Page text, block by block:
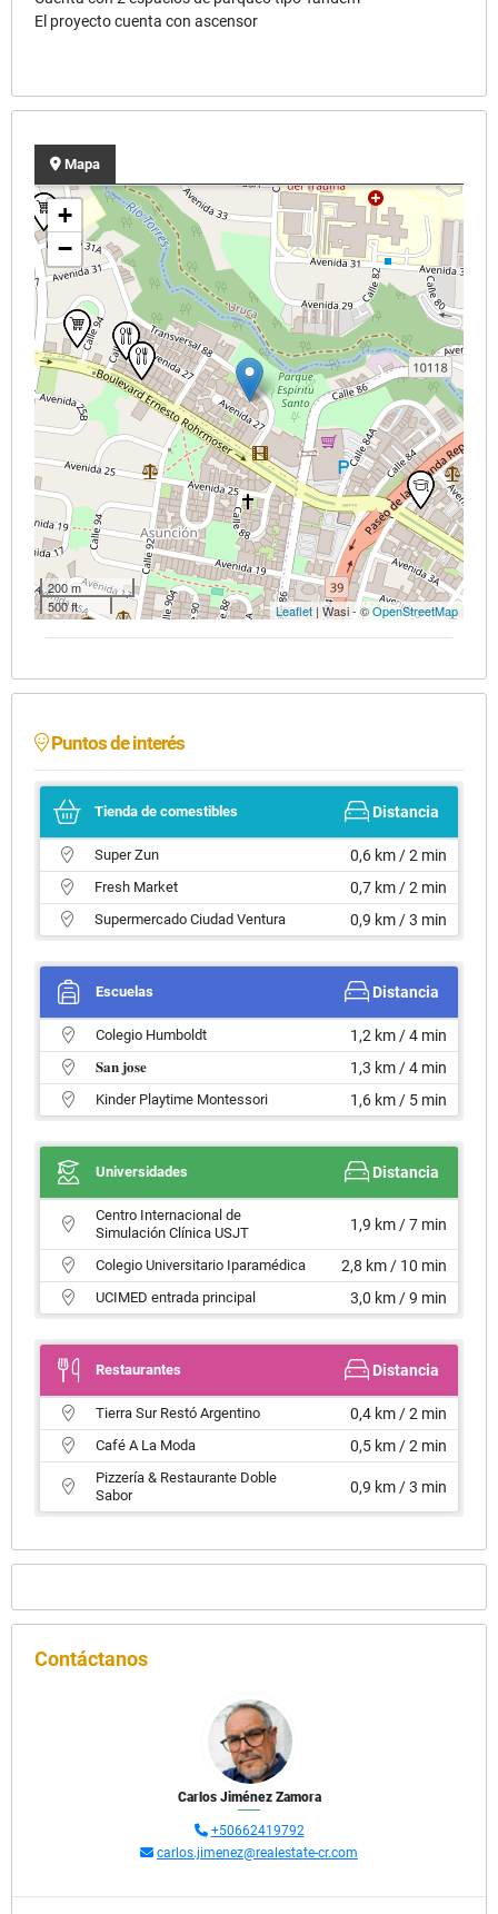
El proyecto cuenta con ascensor
Mapa
+
−
200 m
500 ft
Leaflet | Wasi - ©OpenStreetMap
Puntos de interés
Tienda de comestibles Distancia
Super Zun 0,6 km / 2 min
Fresh Market 0,7 km / 2 min
Supermercado Ciudad Ventura 0,9 km / 3 min
Escuelas Distancia
Colegio Humboldt 1,2 km / 4 min
𝐒𝐚𝐧 𝐣𝐨𝐬𝐞 1,3 km / 4 min
Kinder Playtime Montessori 1,6 km / 5 min
Universidades Distancia
Centro Internacional de
Simulación Clínica USJT
1,9 km / 7 min
Colegio Universitario Iparamédica 2,8 km / 10 min
UCIMED entrada principal 3,0 km / 9 min
Restaurantes Distancia
Tierra Sur Restó Argentino 0,4 km / 2 min
Café A La Moda 0,5 km / 2 min
Pizzería & Restaurante Doble
Sabor
0,9 km / 3 min
Contáctanos
Carlos Jiménez Zamora
+50662419792
carlos.jimenez@realestate-cr.com